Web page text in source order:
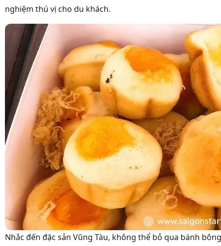
nghiệm thú vị cho du khách.
Nhắc đến đặc sản Vũng Tàu, không thể bỏ qua bánh